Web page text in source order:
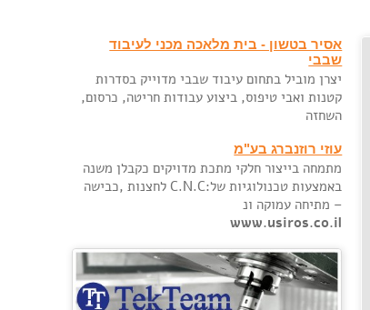
אסיר בטשון - בית מלאכה מכני לעיבוד
שבבי
יצרן מוביל בתחום עיבוד שבבי מדוייק בסדרות
קטנות ואבי טיפוס, ביצוע עבודות חריטה, כרסום,
השחזה
עוזי רוזנברג בע"מ
מתמחה בייצור חלקי מתכת מדויקים כקבלן משנה
באמצעות טכנולוגיות של:C.N.C לחצנות ,כבישה
– מתיחה עמוקה ונ
www.usiros.co.il